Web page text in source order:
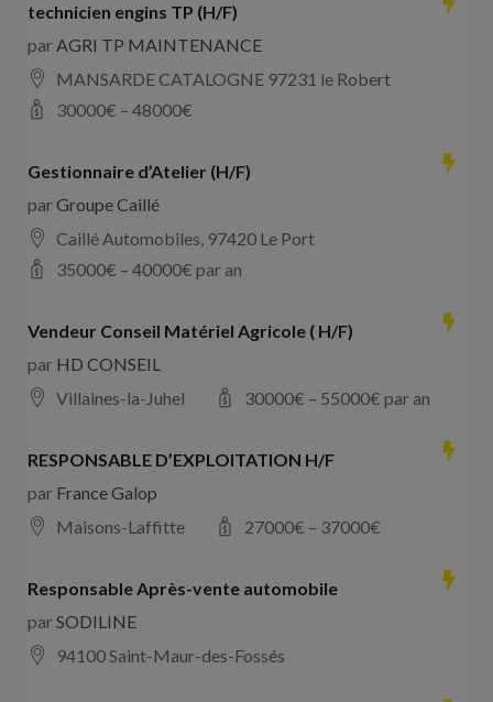
technicien engins TP (H/F)
parAGRI TP MAINTENANCE
MANSARDE CATALOGNE 97231 le Robert
30000€ – 48000€
Gestionnaire d’Atelier (H/F)
parGroupe Caillé
Caillé Automobiles, 97420 Le Port
35000€ – 40000€ par an
Vendeur Conseil Matériel Agricole ( H/F)
par HD CONSEIL
Villaines-la-Juhel
30000€ – 55000€ par an
RESPONSABLE D’EXPLOITATION H/F
par France Galop
Maisons-Laffitte
27000€ – 37000€
Responsable Après-vente automobile
parSODILINE
94100 Saint-Maur-des-Fossés